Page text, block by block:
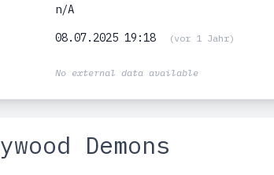
n/A
08.07.2025 19:18
(vor 1 Jahr)
No external data available
Demons